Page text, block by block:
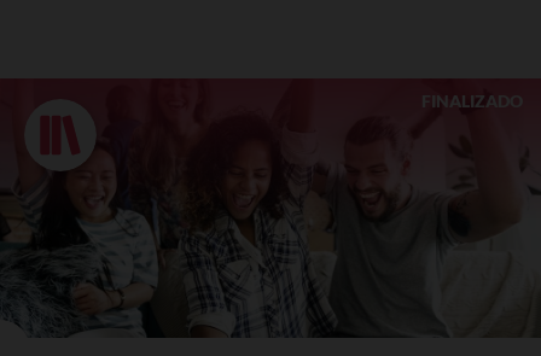
FINALIZADO